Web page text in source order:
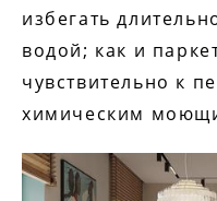
избегать
водой; как и
чувствительно к
химическим